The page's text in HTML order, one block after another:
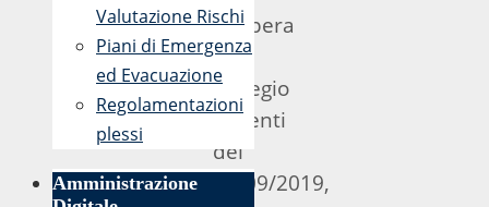
delibera
del
Collegio
docenti
del
12/09/2019,
Valutazione Rischi
Piani di Emergenza
ed Evacuazione
Regolamentazioni
plessi
Amministrazione